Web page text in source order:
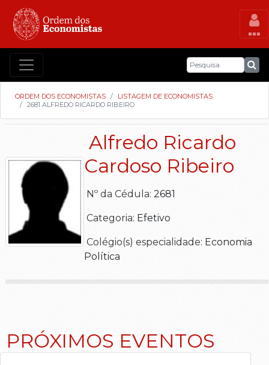
ORDEM DOS ECONOMISTAS
LISTAGEM DE ECONOMISTAS
2681 ALFREDO RICARDO RIBEIRO
Alfredo Ricardo
Cardoso Ribeiro
Nº da Cédula: 2681
Categoria: Efetivo
Colégio(s) especialidade: Economia
Política
PRÓXIMOS EVENTOS